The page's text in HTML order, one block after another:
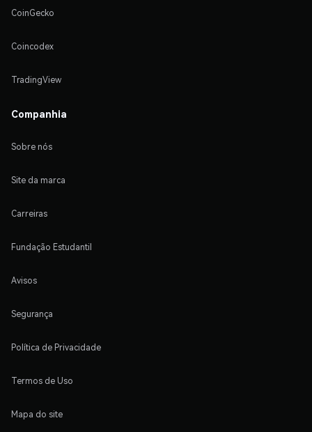
CoinGecko
Coincodex
TradingView
Companhia
Sobre nós
Site da marca
Carreiras
Fundação Estudantil
Avisos
Segurança
Política de Privacidade
Termos de Uso
Mapa do site